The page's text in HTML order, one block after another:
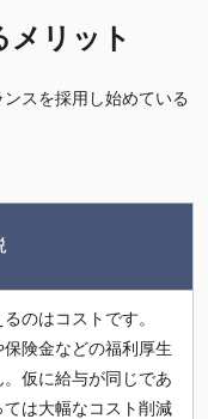
メリット
スを採用し始めている
のはコストです。
険金などの福利厚生
仮に給与が同じであ
は大幅なコスト削減